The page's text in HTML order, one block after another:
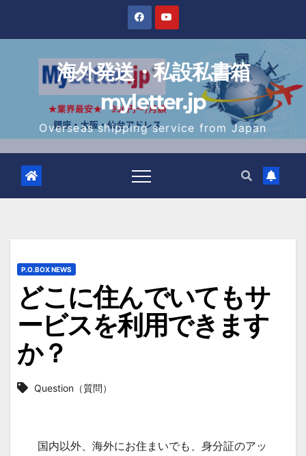
content
海外発送・私設私書箱
myletter.jp
Overseas shipping service from Japan
P.O.BOX NEWS
どこに住んでいてもサ
ービスを利用できます
か？
Question（質問）
国内以外、海外にお住まいでも、身分証のアッ